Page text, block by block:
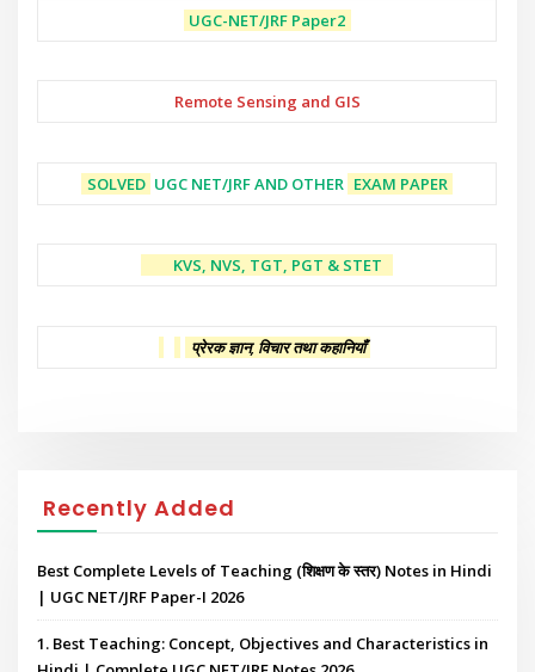
UGC-NET/JRF Paper2
Remote Sensing and GIS
SOLVED UGC NET/JRF AND OTHER EXAM PAPER
KVS, NVS, TGT, PGT & STET
प्रेरक ज्ञान, विचार तथा कहानियाँ
Recently Added
Best Complete Levels of Teaching (शिक्षण के स्तर) Notes in Hindi
| UGC NET/JRF Paper-I 2026
1. Best Teaching: Concept, Objectives and Characteristics in